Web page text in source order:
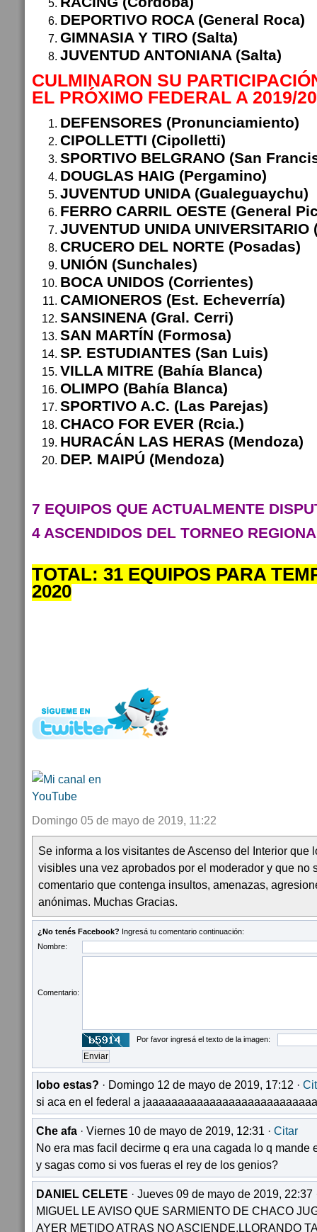
DEPORTIVO ROCA (General Roca)
GIMNASIA Y TIRO (Salta)
JUVENTUD ANTONIANA (Salta)
CULMINARON SU
EL PRÓXIMO FEDERAL A 2019/
DEFENSORES (Pronunciamiento)
CIPOLLETTI (Cipolletti)
SPORTIVO BELGRANO (San
DOUGLAS HAIG (Pergamino)
JUVENTUD UNIDA (Gualeguaychu)
FERRO CARRIL OESTE (General
JUVENTUD UNIDA
CRUCERO DEL NORTE (Posadas)
UNIÓN (Sunchales)
BOCA UNIDOS (Corrientes)
CAMIONEROS (Est. Echeverría)
SANSINENA (Gral. Cerri)
SAN MARTÍN (Formosa)
SP. ESTUDIANTES (San Luis)
VILLA MITRE (Bahía Blanca)
OLIMPO (Bahía Blanca)
SPORTIVO A.C. (Las Parejas)
CHACO FOR EVER (Rcia.)
HURACÁN LAS HERAS (Mendoza)
DEP. MAIPÚ (Mendoza)
7 EQUIPOS QUE ACTUALMENTE
4 ASCENDIDOS DEL TORNEO
TOTAL: 31 EQUIPOS PARA
2020
Domingo 05 de mayo de 2019, 11:22
Se informa a los visitantes de Ascenso del Interior que
visibles una vez aprobados por el moderador y que no
comentario que contenga insultos, amenazas,
anónimas. Muchas Gracias.
¿No tenés Facebook? Ingresá tu comentario continuación:
Nombre:
Comentario:
Por favor ingresá el texto de la imagen:
lobo estas? · Domingo 12 de mayo de 2019, 17:12 ·
si aca en el federal a
Che afa · Viernes 10 de mayo de 2019, 12:31 · Citar
No era mas facil decirme q era una cagada lo q mande
y sagas como si vos fueras el rey de los genios?
DANIEL CELETE · Jueves 09 de mayo de 2019, 22:37
MIGUEL LE AVISO QUE SARMIENTO DE CHACO
AYER METIDO ATRAS NO ASCIENDE,LLORANDO